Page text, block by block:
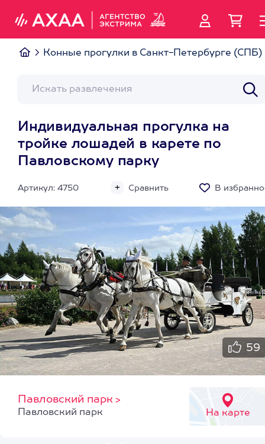
Конные прогулки в Санкт-Петербурге (СПБ)
Индивидуальная прогулка на
тройке лошадей в карете по
Павловскому парку
Артикул: 4750 Сравнить В
59
Павловский парк >
На карте
Павловский парк